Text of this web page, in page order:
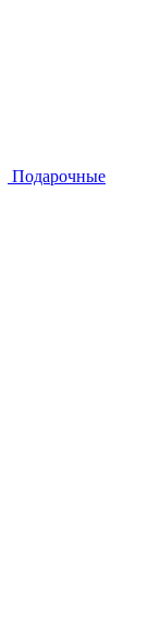
Подарочные